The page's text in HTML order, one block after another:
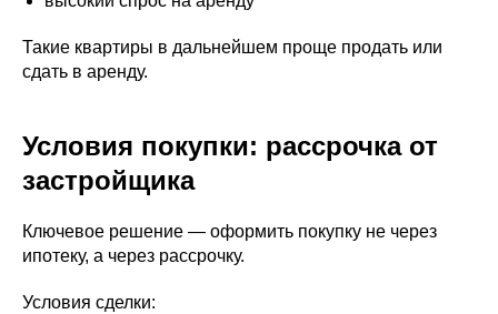
Такие квартиры в дальнейшем проще продать или
сдать в аренду.
Условия покупки: рассрочка от
застройщика
Ключевое решение — оформить покупку не через
ипотеку, а через рассрочку.
Условия сделки: